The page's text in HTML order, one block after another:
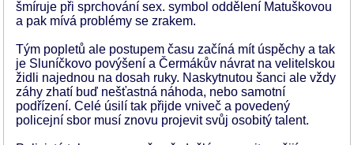
šmíruje při sprchování sex. symbol oddělení Matuškovou
a pak mívá problémy se zrakem.
Tým popletů ale postupem času začíná mít úspěchy a tak
je Sluníčkovo povýšení a Čermákův návrat na velitelskou
židli najednou na dosah ruky. Naskytnutou šanci ale vždy
záhy zhatí buď nešťastná náhoda, nebo samotní
podřízení. Celé úsilí tak přijde vniveč a povedený
policejní sbor musí znovu projevit svůj osobitý talent.